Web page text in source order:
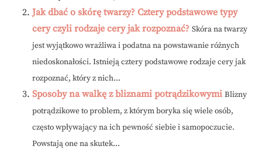
Jak dbać o skórę twarzy? Cztery podstawowe typy
cery czyli rodzaje cery jak rozpoznać? Skóra na twarzy
jest wyjątkowo wrażliwa i podatna na powstawanie różnych
niedoskonałości. Istnieją cztery podstawowe rodzaje cery jak
rozpoznać, który z nich...
Sposoby na walkę z bliznami potrądzikowymi Blizny
potrądzikowe to problem, z którym boryka się wiele osób,
często wpływający na ich pewność siebie i samopoczucie.
Powstają one na skutek...